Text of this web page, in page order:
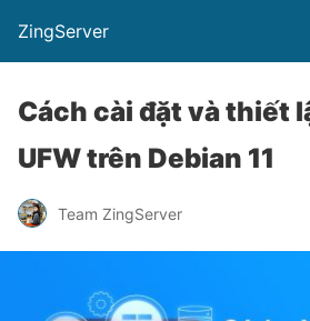
ZingServer
Cách cài đặt và thiết
UFW trên Debian 11
Team ZingServer